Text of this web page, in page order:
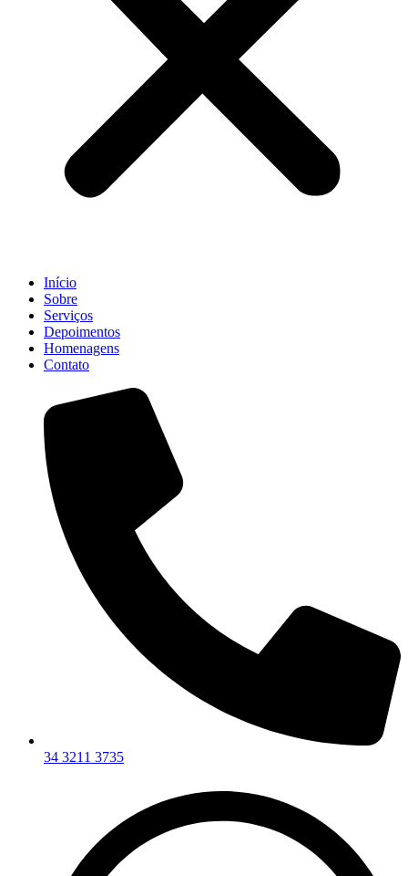
Início
Sobre
Serviços
Depoimentos
Homenagens
Contato
34 3211 3735